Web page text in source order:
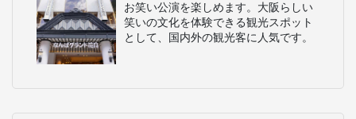
お笑い公演を楽しめます。大阪らしい
笑いの文化を体験できる観光スポット
として、国内外の観光客に人気です。